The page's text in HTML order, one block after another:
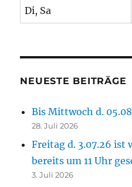
Di, Sa
NEUESTE BEITRÄGE
Bis Mittwoch d.
28. Juli 2026
Freitag d. 3.07.26 ist
bereits um 11 Uhr
3. Juli 2026